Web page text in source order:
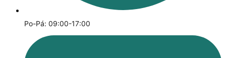
Po-Pá: 09:00-17:00